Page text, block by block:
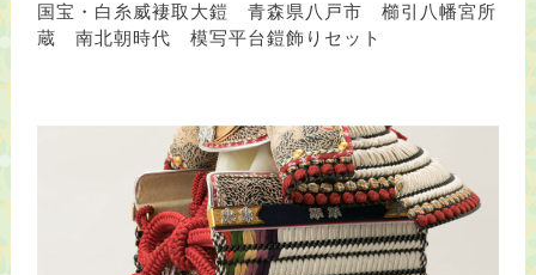
国宝・白糸威褄取大鎧 青森県八戸市 櫛引八幡宮所
蔵 南北朝時代 模写平台鎧飾りセット